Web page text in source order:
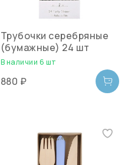
Трубочки серебряные
(бумажные) 24 шт
В наличии 6 шт
880 ₽